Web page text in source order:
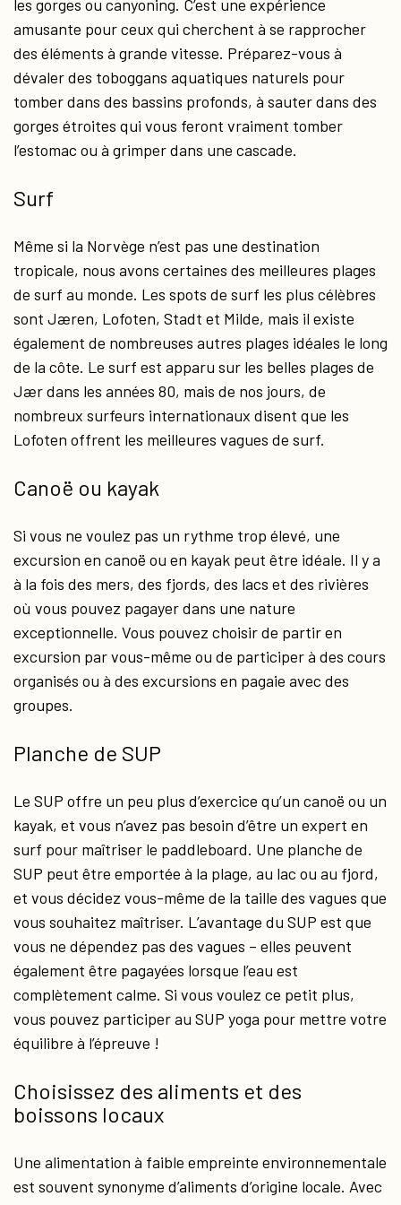
les gorges ou canyoning. C’est une expérience
amusante pour ceux qui cherchent à se rapprocher
des éléments à grande vitesse. Préparez-vous à
dévaler des toboggans aquatiques naturels pour
tomber dans des bassins profonds, à sauter dans des
gorges étroites qui vous feront vraiment tomber
l’estomac ou à grimper dans une cascade.
Surf
Même si la Norvège n’est pas une destination
tropicale, nous avons certaines des meilleures plages
de surf au monde. Les spots de surf les plus célèbres
sont Jæren, Lofoten, Stadt et Milde, mais il existe
également de nombreuses autres plages idéales le long
de la côte. Le surf est apparu sur les belles plages de
Jær dans les années 80, mais de nos jours, de
nombreux surfeurs internationaux disent que les
Lofoten offrent les meilleures vagues de surf.
Canoë ou kayak
Si vous ne voulez pas un rythme trop élevé, une
excursion en canoë ou en kayak peut être idéale. Il y a
à la fois des mers, des fjords, des lacs et des rivières
où vous pouvez pagayer dans une nature
exceptionnelle. Vous pouvez choisir de partir en
excursion par vous-même ou de participer à des cours
organisés ou à des excursions en pagaie avec des
groupes.
Planche de SUP
Le SUP offre un peu plus d’exercice qu’un canoë ou un
kayak, et vous n’avez pas besoin d’être un expert en
surf pour maîtriser le paddleboard. Une planche de
SUP peut être emportée à la plage, au lac ou au fjord,
et vous décidez vous-même de la taille des vagues que
vous souhaitez maîtriser. L’avantage du SUP est que
vous ne dépendez pas des vagues – elles peuvent
également être pagayées lorsque l’eau est
complètement calme. Si vous voulez ce petit plus,
vous pouvez participer au SUP yoga pour mettre votre
équilibre à l’épreuve !
Choisissez des aliments et des
boissons locaux
Une alimentation à faible empreinte environnementale
est souvent synonyme d’aliments d’origine locale. Avec